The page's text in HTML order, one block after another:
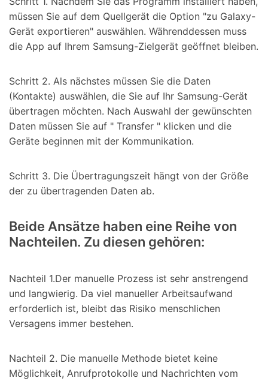
müssen Sie auf dem Quellgerät die Option "zu Galaxy-
Gerät exportieren" auswählen. Währenddessen muss
die App auf Ihrem Samsung-Zielgerät geöffnet bleiben.
Schritt 2. Als nächstes müssen Sie die Daten
(Kontakte) auswählen, die Sie auf Ihr Samsung-Gerät
übertragen möchten. Nach Auswahl der gewünschten
Daten müssen Sie auf " Transfer " klicken und die
Geräte beginnen mit der Kommunikation.
Schritt 3. Die Übertragungszeit hängt von der Größe
der zu übertragenden Daten ab.
Beide Ansätze haben eine Reihe von
Nachteilen. Zu diesen gehören:
Nachteil 1.Der manuelle Prozess ist sehr anstrengend
und langwierig. Da viel manueller Arbeitsaufwand
erforderlich ist, bleibt das Risiko menschlichen
Versagens immer bestehen.
Nachteil 2. Die manuelle Methode bietet keine
Möglichkeit, Anrufprotokolle und Nachrichten vom